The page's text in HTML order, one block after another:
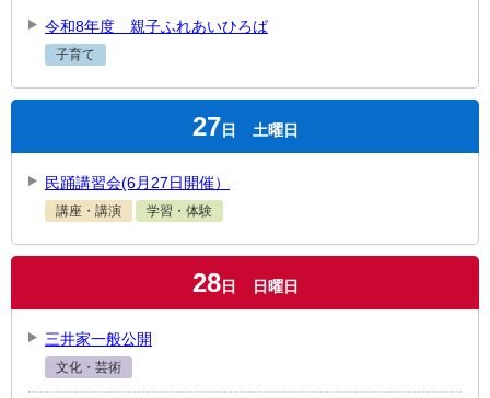
令和8年度 親子ふれあいひろば
子育て
27 日 土曜日
民踊講習会(6月27日開催）
講座・講演 学習・体験
28日 日曜日
三井家一般公開
文化・芸術